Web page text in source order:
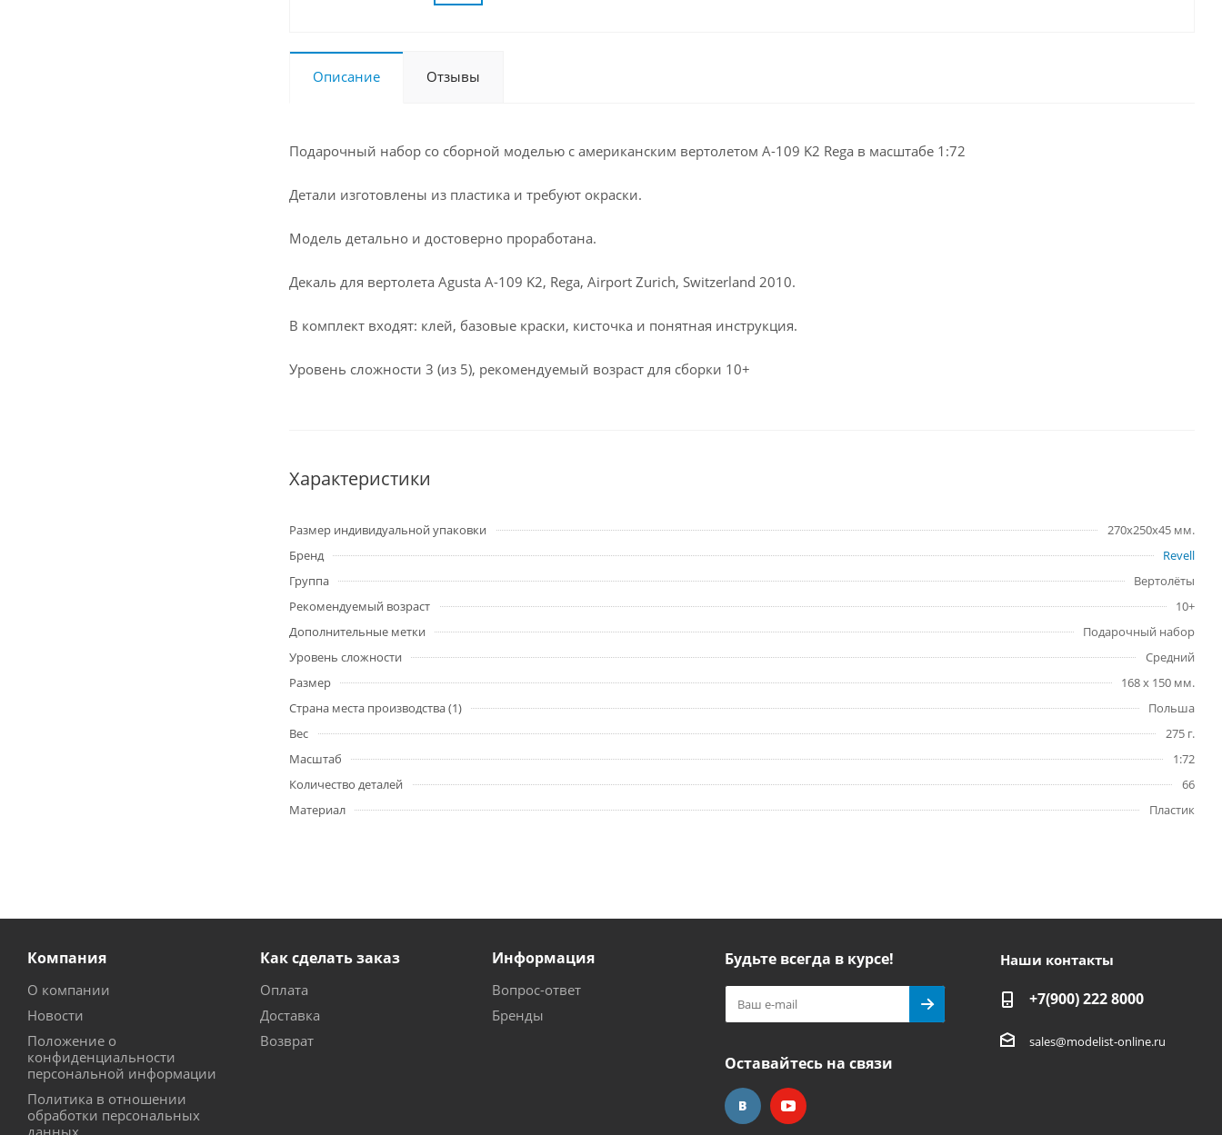
Описание Отзывы
Подарочный набор со сборной моделью с американским вертолетом A-109 K2 Rega в масштабе 1:72
Детали изготовлены из пластика и требуют окраски.
Модель детально и достоверно проработана.
Декаль для вертолета Agusta A-109 K2, Rega, Airport Zurich, Switzerland 2010.
В комплект входят: клей, базовые краски, кисточка и понятная инструкция.
Уровень сложности 3 (из 5), рекомендуемый возраст для сборки 10+
Характеристики
Размер индивидуальной упаковки
270x250x45 мм.
Бренд
Revell
Группа
Вертолёты
Рекомендуемый возраст
10+
Дополнительные метки
Подарочный набор
Уровень сложности
Средний
Размер
168 х 150 мм.
Страна места производства (1)
Польша
Вес
275 г.
Масштаб
1:72
Количество деталей
66
Материал
Пластик
Компания
О компании
Новости
Положение о
конфиденциальности
персональной информации
Политика в отношении
обработки персональных
данных
Как сделать заказ
Оплата
Доставка
Возврат
Информация
Вопрос-ответ
Бренды
Будьте всегда в курсе!
Оставайтесь на связи
Наши контакты
+7(900) 222 8000
sales@modelist-online.ru